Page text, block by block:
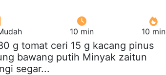
10 min 10 min
g tomat ceri 15 g kacang pinus
bawang putih Minyak zaitun
segar...